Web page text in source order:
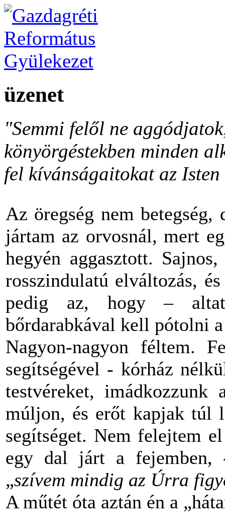
üzenet
"Semmi felől ne
könyörgéstekben minden
fel kívánságaitokat az
Az öregség nem
jártam az orvosnál, mert
hegyén aggasztott.
rosszindulatú elváltozás,
pedig az, hogy –
bőrdarabkával kell pótolni
Nagyon-nagyon féltem.
segítségével - kórház
testvéreket,
múljon, és erőt kapjak túl
segítséget. Nem felejtem
egy dal járt a fejemben,
„szívem mindig az Úrra
A műtét óta aztán én a